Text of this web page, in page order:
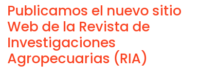
Publicamos el nuevo sitio
Web de la Revista de
Investigaciones
Agropecuarias (RIA)